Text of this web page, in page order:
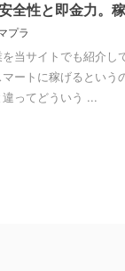
全性と即金力。
プラ
当サイトでも紹介
ートに稼げるとい
ってどういう ...